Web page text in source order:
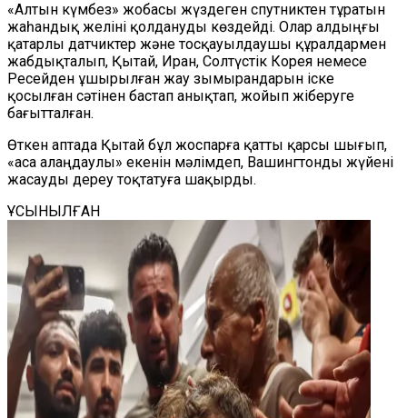
«Алтын күмбез» жобасы жүздеген спутниктен тұратын
жаһандық желіні қолдануды көздейді. Олар алдыңғы
қатарлы датчиктер және тосқауылдаушы құралдармен
жабдықталып, Қытай, Иран, Солтүстік Корея немесе
Ресейден ұшырылған жау зымырандарын іске
қосылған сәтінен бастап анықтап, жойып жіберуге
бағытталған.
Өткен аптада Қытай бұл жоспарға қатты қарсы шығып,
«аса алаңдаулы» екенін мәлімдеп, Вашингтонды жүйені
жасауды дереу тоқтатуға шақырды.
ҰСЫНЫЛҒАН